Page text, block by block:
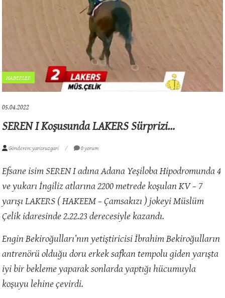
HABERLER
05.04.2022
SEREN I Koşusunda LAKERS Sürprizi…
Gönderen: yarisruzgari 0 yorum
Efsane isim SEREN I adına Adana Yeşiloba Hipodromunda 4
ve yukarı İngiliz atlarına 2200 metrede koşulan KV – 7
yarışı LAKERS ( HAKEEM – Çamsakızı ) jokeyi Müslüm
Çelik idaresinde 2.22.23 derecesiyle kazandı.
Engin Bekiroğulları’nın yetiştiricisi İbrahim Bekiroğulların
antrenörü olduğu doru erkek safkan tempolu giden yarışta
iyi bir bekleme yaparak sonlarda yaptığı hücumuyla
koşuyu lehine çevirdi.